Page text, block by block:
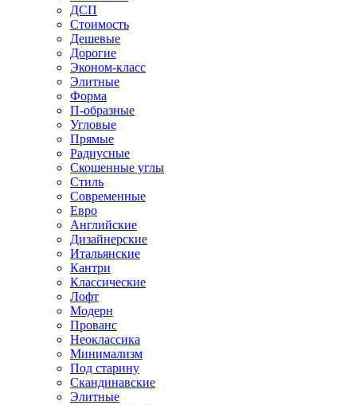
ДСП
Стоимость
Дешевые
Дорогие
Эконом-класс
Элитные
Форма
П-образные
Угловые
Прямые
Радиусные
Скошенные углы
Стиль
Современные
Евро
Английские
Дизайнерские
Итальянские
Кантри
Классические
Лофт
Модерн
Прованс
Неоклассика
Минимализм
Под старину
Скандинавские
Элитные